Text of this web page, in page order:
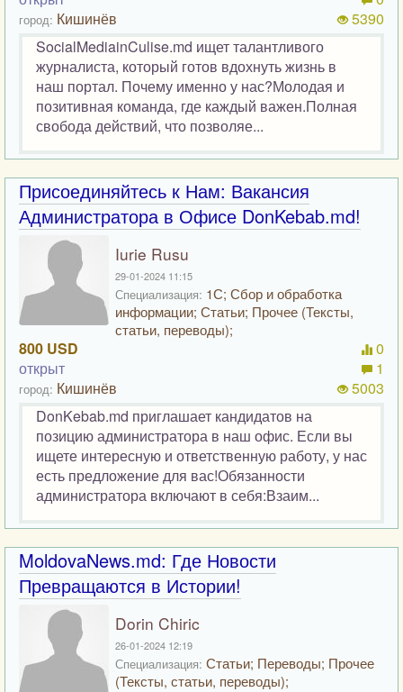
город: Кишинёв
5390
SocialMediainCulise.md ищет талантливого
журналиста, который готов вдохнуть жизнь в
наш портал. Почему именно у нас?Молодая и
позитивная команда, где каждый важен.Полная
свобода действий, что позволяе...
Присоединяйтесь к Нам: Вакансия
Администратора в Офисе DonKebab.md!
Iurie Rusu
29-01-2024 11:15
Специализация: 1С; Сбор и обработка
информации; Статьи; Прочее (Тексты,
статьи, переводы);
800 USD
открыт
город: Кишинёв
0
1
5003
DonKebab.md приглашает кандидатов на
позицию администратора в наш офис. Если вы
ищете интересную и ответственную работу, у нас
есть предложение для вас!Обязанности
администратора включают в себя:Взаим...
MoldovaNews.md: Где Новости
Превращаются в Истории!
Dorin Chiric
26-01-2024 12:19
Специализация: Статьи; Переводы; Прочее
(Тексты, статьи, переводы);